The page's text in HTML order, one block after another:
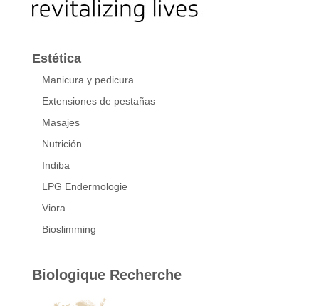
Estética
Manicura y pedicura
Extensiones de pestañas
Masajes
Nutrición
Indiba
LPG Endermologie
Viora
Bioslimming
Biologique Recherche